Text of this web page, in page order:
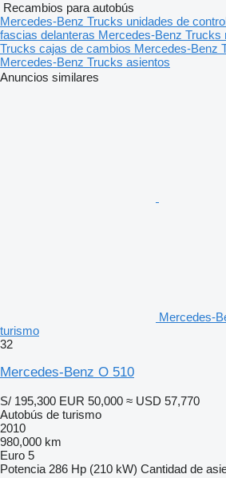
Recambios para autobús
Mercedes-Benz Trucks unidades de
fascias delanteras Mercedes-Benz Trucks
Trucks cajas de cambios Mercedes-Benz
Mercedes-Benz Trucks asientos
Anuncios similares
Mercedes-
turismo
32
Mercedes-Benz O 510
S/ 195,300 EUR 50,000 ≈ USD 57,770
Autobús de turismo
2010
980,000 km
Euro 5
Potencia 286 Hp (210 kW) Cantidad de